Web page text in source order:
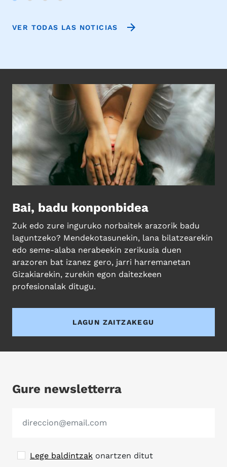
VER TODAS LAS NOTICIAS
Bai, badu konponbidea
Zuk edo zure inguruko norbaitek arazorik badu
laguntzeko? Mendekotasunekin, lana bilatzearekin
edo seme-alaba nerabeekin zerikusia duen
arazoren bat izanez gero, jarri harremanetan
Gizakiarekin, zurekin egon daitezkeen
profesionalak ditugu.
LAGUN ZAITZAKEGU
Gure newsletterra
Lege baldintzak onartzen ditut